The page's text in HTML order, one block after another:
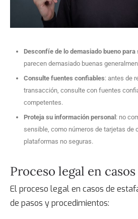
Desconfíe de lo demasiado bueno
parecen demasiado buenas
Consulte fuentes confiables: antes de
transacción, consulte con fuentes
competentes.
Proteja su información personal : no
sensible, como números de tarjetas de
plataformas no seguras.
Proceso legal en
El proceso legal en casos de
de pasos y procedimientos: